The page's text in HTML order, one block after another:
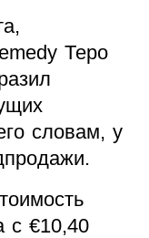
Теро
словам, у
с €10,40